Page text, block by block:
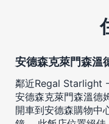
安德森克萊門森溫
鄰近Regal Starlight
安德森克萊門森溫德
開車到安德森購物中